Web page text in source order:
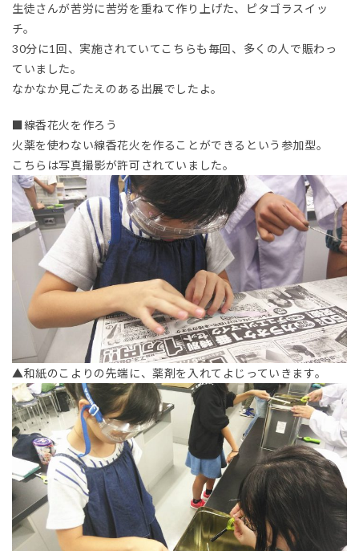
生徒さんが苦労に苦労を重ねて作り上げた、ピタゴラスイッ
チ。
30分に1回、実施されていてこちらも毎回、多くの人で賑わっ
ていました。
なかなか見ごたえのある出展でしたよ。
■線香花火を作ろう
火薬を使わない線香花火を作ることができるという参加型。
こちらは写真撮影が許可されていました。
▲和紙のこよりの先端に、薬剤を入れてよじっていきます。